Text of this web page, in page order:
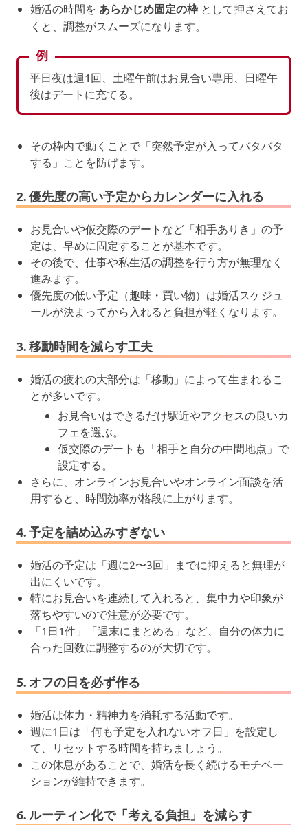
婚活の時間を あらかじめ固定の枠 として押さえてお
くと、調整がスムーズになります。
例
平日夜は週1回、土曜午前はお見合い専用、日曜午
後はデートに充てる。
その枠内で動くことで「突然予定が入ってバタバタ
する」ことを防げます。
2. 優先度の高い予定からカレンダーに入れる
お見合いや仮交際のデートなど「相手ありき」の予
定は、早めに固定することが基本です。
その後で、仕事や私生活の調整を行う方が無理なく
進みます。
優先度の低い予定（趣味・買い物）は婚活スケジュ
ールが決まってから入れると負担が軽くなります。
3. 移動時間を減らす工夫
婚活の疲れの大部分は「移動」によって生まれるこ
とが多いです。
お見合いはできるだけ駅近やアクセスの良いカ
フェを選ぶ。
仮交際のデートも「相手と自分の中間地点」で
設定する。
さらに、オンラインお見合いやオンライン面談を活
用すると、時間効率が格段に上がります。
4. 予定を詰め込みすぎない
婚活の予定は「週に2〜3回」までに抑えると無理が
出にくいです。
特にお見合いを連続して入れると、集中力や印象が
落ちやすいので注意が必要です。
「1日1件」「週末にまとめる」など、自分の体力に
合った回数に調整するのが大切です。
5. オフの日を必ず作る
婚活は体力・精神力を消耗する活動です。
週に1日は「何も予定を入れないオフ日」を設定し
て、リセットする時間を持ちましょう。
この休息があることで、婚活を長く続けるモチベー
ションが維持できます。
6. ルーティン化で「考える負担」を減らす